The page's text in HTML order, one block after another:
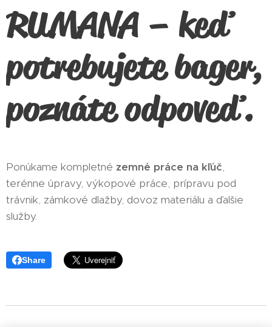
RUMANA – keď
potrebujete bager,
poznáte odpoveď.
Ponúkame kompletné zemné práce na kľúč,
terénne úpravy, výkopové práce, prípravu pod
trávnik, zámkové dlažby, dovoz materiálu a ďalšie
služby.
Share